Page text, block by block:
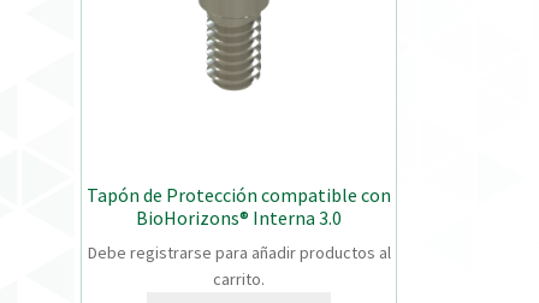
Tapón de Protección compatible con
BioHorizons® Interna 3.0
Debe registrarse para añadir productos al
carrito.